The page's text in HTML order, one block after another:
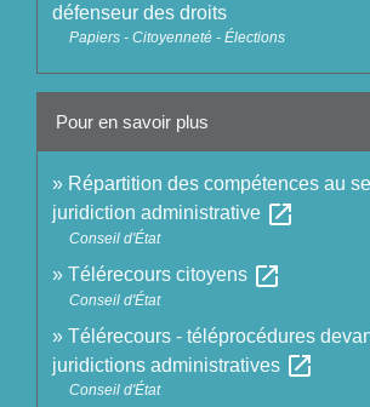
défenseur des droits
Papiers - Citoyenneté - Élections
Pour en savoir plus
Répartition des compétences au
juridiction administrative open_in_new
Conseil d'État
Télérecours citoyens open_in_new
Conseil d'État
Télérecours - téléprocédures
juridictions administratives open_in_new
Conseil d'État